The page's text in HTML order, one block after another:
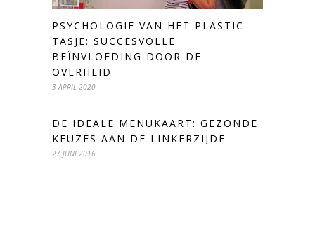
PSYCHOLOGIE VAN HET PLASTIC
TASJE: SUCCESVOLLE
BEÏNVLOEDING DOOR DE
OVERHEID
3 APRIL 2020
DE IDEALE MENUKAART: GEZONDE
KEUZES AAN DE LINKERZIJDE
27 JUNI 2016